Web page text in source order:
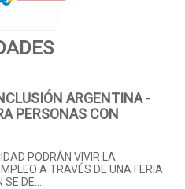
ARGENTINA -
PERSONAS CON
PODRÁN VIVIR LA
A TRAVÉS DE UNA FERIA
DE...